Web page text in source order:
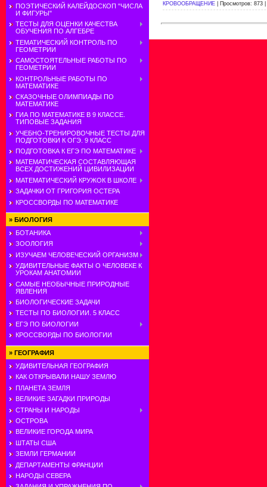
ПОЭТИЧЕСКИЙ КАЛЕЙДОСКОП "ЧИСЛА
И ФИГУРЫ"
ТЕСТЫ ДЛЯ ОЦЕНКИ КАЧЕСТВА
ОБУЧЕНИЯ ПО АЛГЕБРЕ
ТЕМАТИЧЕСКИЙ КОНТРОЛЬ ПО
ГЕОМЕТРИИ
САМОСТОЯТЕЛЬНЫЕ РАБОТЫ ПО
ГЕОМЕТРИИ
КОНТРОЛЬНЫЕ РАБОТЫ ПО
МАТЕМАТИКЕ
СКАЗОЧНЫЕ ОЛИМПИАДЫ ПО
МАТЕМАТИКЕ
ГИА ПО МАТЕМАТИКЕ В 9 КЛАССЕ.
ТИПОВЫЕ ЗАДАНИЯ
УЧЕБНО-ТРЕНИРОВОЧНЫЕ ТЕСТЫ ДЛЯ
ПОДГОТОВКИ К ОГЭ. 9 КЛАСС
ПОДГОТОВКА К ЕГЭ ПО МАТЕМАТИКЕ
МАТЕМАТИЧЕСКАЯ СОСТАВЛЯЮЩАЯ
ВСЕХ ДОСТИЖЕНИЙ ЦИВИЛИЗАЦИИ
МАТЕМАТИЧЕСКИЙ КРУЖОК В ШКОЛЕ
ЗАДАЧКИ ОТ ГРИГОРИЯ ОСТЕРА
КРОССВОРДЫ ПО МАТЕМАТИКЕ
» БИОЛОГИЯ
БОТАНИКА
ЗООЛОГИЯ
ИЗУЧАЕМ ЧЕЛОВЕЧЕСКИЙ ОРГАНИЗМ
УДИВИТЕЛЬНЫЕ ФАКТЫ О ЧЕЛОВЕКЕ К
УРОКАМ АНАТОМИИ
САМЫЕ НЕОБЫЧНЫЕ ПРИРОДНЫЕ
ЯВЛЕНИЯ
БИОЛОГИЧЕСКИЕ ЗАДАЧИ
ТЕСТЫ ПО БИОЛОГИИ. 5 КЛАСС
ЕГЭ ПО БИОЛОГИИ
КРОССВОРДЫ ПО БИОЛОГИИ
» ГЕОГРАФИЯ
УДИВИТЕЛЬНАЯ ГЕОГРАФИЯ
КАК ОТКРЫВАЛИ НАШУ ЗЕМЛЮ
ПЛАНЕТА ЗЕМЛЯ
ВЕЛИКИЕ ЗАГАДКИ ПРИРОДЫ
СТРАНЫ И НАРОДЫ
ОСТРОВА
ВЕЛИКИЕ ГОРОДА МИРА
ШТАТЫ США
ЗЕМЛИ ГЕРМАНИИ
ДЕПАРТАМЕНТЫ ФРАНЦИИ
НАРОДЫ СЕВЕРА
КРОВООБРАЩЕНИЕ | Просмотров: 873